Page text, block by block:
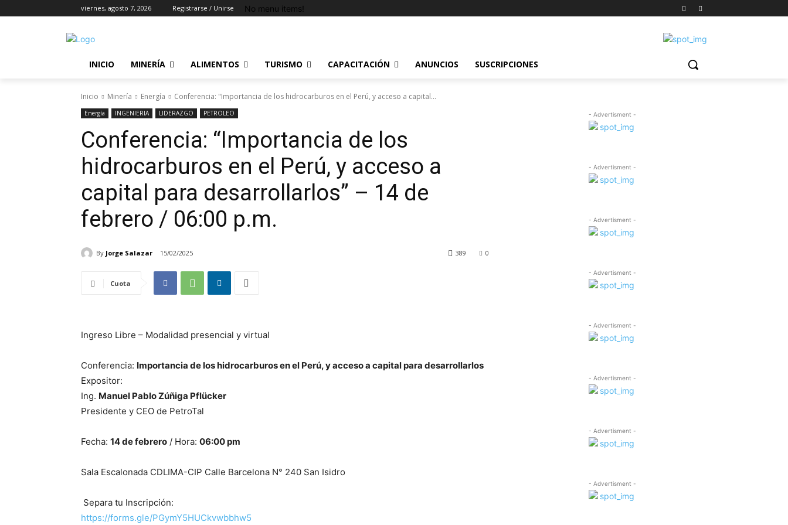
viernes, agosto 7, 2026 Registrarse / Unirse No menu items!
INICIO MINERÍA ALIMENTOS TURISMO CAPACITACIÓN ANUNCIOS SUSCRIPCIONES
Inicio Minería Energía Conferencia: "Importancia de los hidrocarburos en el Perú, y acceso a capital...
Energía INGENIERIA LIDERAZGO PETROLEO
Conferencia: “Importancia de los
hidrocarburos en el Perú, y acceso a
capital para desarrollarlos” – 14 de
febrero / 06:00 p.m.
By Jorge Salazar 15/02/2025 0
389
Cuota
Ingreso Libre – Modalidad presencial y virtual
Conferencia: Importancia de los hidrocarburos en el Perú, y acceso a capital para desarrollarlos
Expositor:
Ing. Manuel Pablo Zúñiga Pflücker
Presidente y CEO de PetroTal
Fecha: 14 de febrero / Hora: 06:00 pm
Sala Escalonada CDLIMA-CIP Calle Barcelona N° 240 San Isidro
Separa tu Inscripción:
https://forms.gle/PGymY5HUCkvwbbhw5
- Advertisment -
- Advertisment -
- Advertisment -
- Advertisment -
- Advertisment -
- Advertisment -
- Advertisment -
- Advertisment -